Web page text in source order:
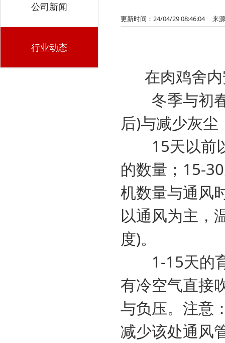
公司新闻
行业动态
更新时间：24/04/29 08:46:04 来
在肉鸡舍内
冬季与初春
后)与减少灰
15天以前以
的数量；15-
机数量与通风
以通风为主，
度)。
1-15天的育
有冷空气直接
与负压。注意
减少该处通风